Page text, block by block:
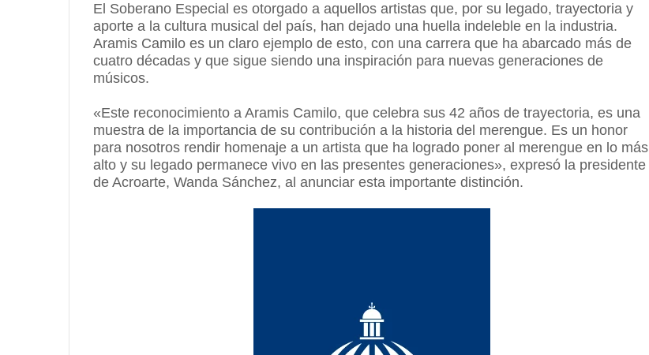
El Soberano Especial es otorgado a aquellos artistas que, por su legado, trayectoria y
aporte a la cultura musical del país, han dejado una huella indeleble en la industria.
Aramis Camilo es un claro ejemplo de esto, con una carrera que ha abarcado más de
cuatro décadas y que sigue siendo una inspiración para nuevas generaciones de
músicos.
«Este reconocimiento a Aramis Camilo, que celebra sus 42 años de trayectoria, es una
muestra de la importancia de su contribución a la historia del merengue. Es un honor
para nosotros rendir homenaje a un artista que ha logrado poner al merengue en lo más
alto y su legado permanece vivo en las presentes generaciones», expresó la presidente
de Acroarte, Wanda Sánchez, al anunciar esta importante distinción.